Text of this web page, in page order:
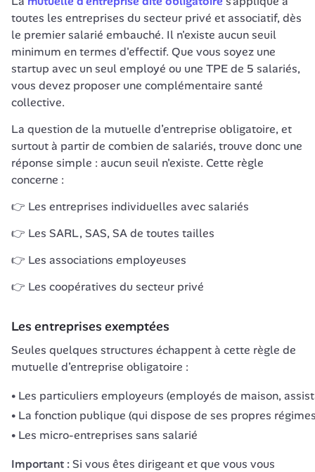
toutes les entreprises du secteur privé et associatif, dès
le premier salarié embauché. Il n'existe aucun seuil
minimum en termes d'effectif. Que vous soyez une
startup avec un seul employé ou une TPE de 5 salariés,
vous devez proposer une complémentaire santé
collective.
La question de la mutuelle d’entreprise obligatoire, et
surtout à partir de combien de salariés, trouve donc une
réponse simple : aucun seuil n'existe. Cette règle
concerne :
👉 Les entreprises individuelles avec salariés
👉 Les SARL, SAS, SA de toutes tailles
👉 Les associations employeuses
👉 Les coopératives du secteur privé
Les entreprises exemptées
Seules quelques structures échappent à cette règle de
mutuelle d’entreprise obligatoire :
Les particuliers employeurs (employés de maison,
La fonction publique (qui dispose de ses propres
Les micro-entreprises sans salarié
Important : Si vous êtes dirigeant et que vous vous